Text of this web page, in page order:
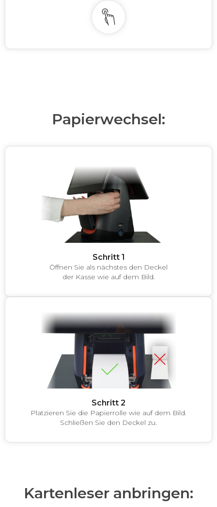
Papierwechsel:
Schritt 1
Öffnen Sie als nächstes den Deckel
der Kasse wie auf dem Bild.
Schritt 2
Platzieren Sie die Papierrolle wie auf dem Bild.
Schließen Sie den Deckel zu.
Kartenleser anbringen: